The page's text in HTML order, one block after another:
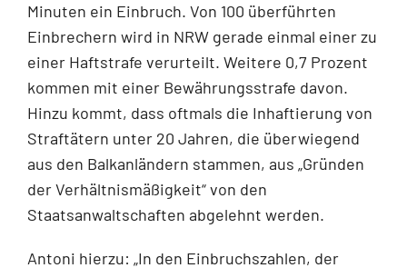
Minuten ein Einbruch. Von 100 überführten
Einbrechern wird in NRW gerade einmal einer zu
einer Haftstrafe verurteilt. Weitere 0,7 Prozent
kommen mit einer Bewährungs­strafe davon.
Hinzu kommt, dass oftmals die Inhaftierung von
Straftätern unter 20 Jahren, die überwiegend
aus den Balkanländern stammen, aus „Gründen
der Verhältnismäßigkeit“ von den
Staatsanwaltschaften abgelehnt werden.
Antoni hierzu: „In den Einbruchszahlen, der